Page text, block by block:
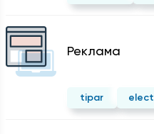
Реклама
tipar